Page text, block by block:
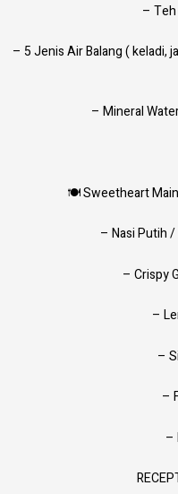
– Teh
– 5 Jenis Air Balang ( keladi,
– Mineral
🍽 Sweetheart
– Nasi Putih /
– Crispy
–
–
–
–